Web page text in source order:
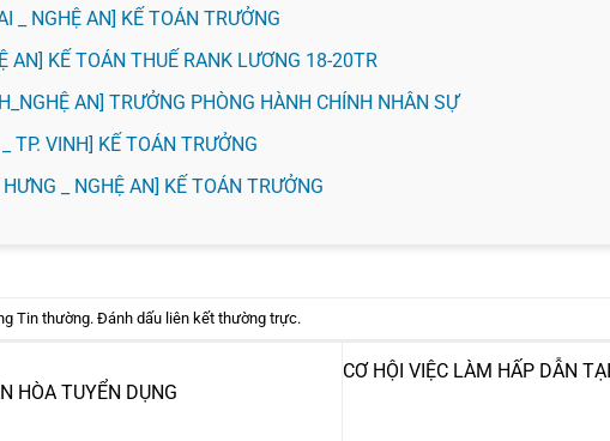
_ NGHỆ AN] KẾ TOÁN TRƯỞNG
AN] KẾ TOÁN THUẾ RANK LƯƠNG 18-20TR
AN] TRƯỞNG PHÒNG HÀNH CHÍNH NHÂN SỰ
TP. VINH] KẾ TOÁN TRƯỞNG
_ NGHỆ AN] KẾ TOÁN TRƯỞNG
Tin thường. Đánh dấu liên kết thường trực.
HÒA TUYỂN DỤNG
CƠ HỘI VIỆC LÀM HẤP DẪN